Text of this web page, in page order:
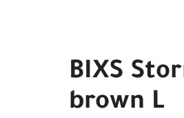
BIXS
brown L